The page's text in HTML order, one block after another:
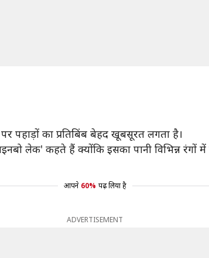
पहाड़ों का प्रतिबिंब बेहद खूबसूरत लगता है।
लेक' कहते हैं क्योंकि इसका पानी विभिन्न रंगों में
आपने 60% पढ़ लिया है
ADVERTISEMENT